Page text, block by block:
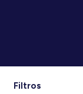
Filtros